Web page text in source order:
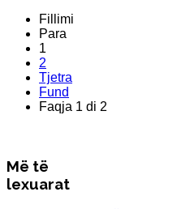
Fillimi
Para
1
2
Tjetra
Fund
Faqja 1 di 2
Më të
lexuarat